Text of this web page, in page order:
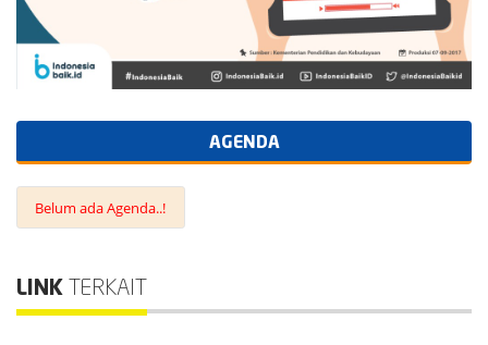
AGENDA
Belum ada Agenda..!
LINK TERKAIT